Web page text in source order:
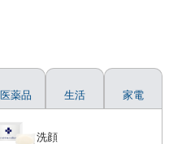
洗顔
医薬品 生活 家電